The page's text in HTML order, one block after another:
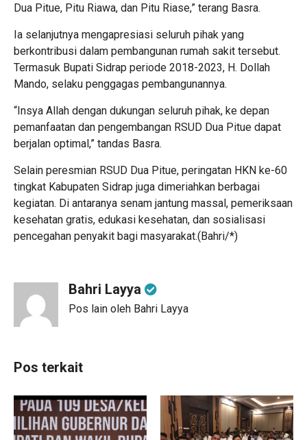
Dua Pitue, Pitu Riawa, dan Pitu Riase,” terang Basra.
Ia selanjutnya mengapresiasi seluruh pihak yang
berkontribusi dalam pembangunan rumah sakit tersebut.
Termasuk Bupati Sidrap periode 2018-2023, H. Dollah
Mando, selaku penggagas pembangunannya.
“Insya Allah dengan dukungan seluruh pihak, ke depan
pemanfaatan dan pengembangan RSUD Dua Pitue dapat
berjalan optimal,” tandas Basra.
Selain peresmian RSUD Dua Pitue, peringatan HKN ke-60
tingkat Kabupaten Sidrap juga dimeriahkan berbagai
kegiatan. Di antaranya senam jantung massal, pemeriksaan
kesehatan gratis, edukasi kesehatan, dan sosialisasi
pencegahan penyakit bagi masyarakat.(Bahri/*)
Bahri Layya
Pos lain oleh Bahri Layya
Pos terkait